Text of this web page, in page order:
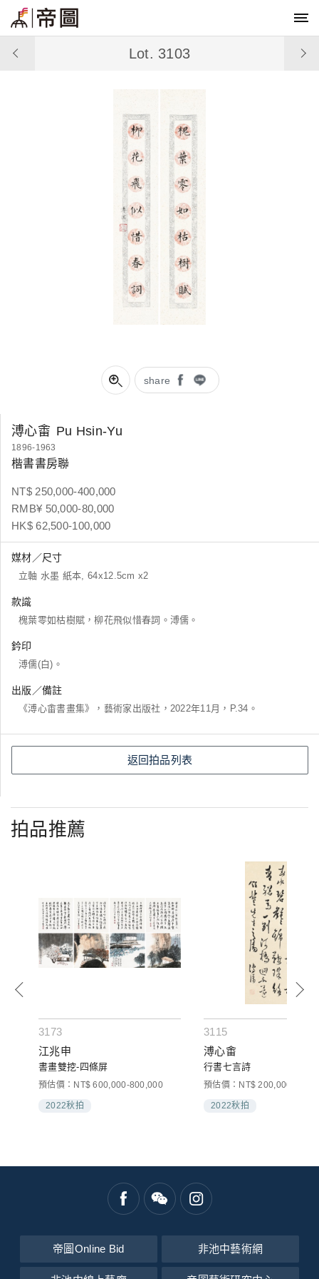
share
Lot. 3103
溥心畬 Pu Hsin-Yu
1896-1963
楷書書房聯
NT$ 250,000-400,000
RMB¥ 50,000-80,000
HK$ 62,500-100,000
媒材／尺寸
立軸 水墨 紙本, 64x12.5cm x2
款識
槐葉零如枯樹賦，柳花飛似惜春詞。溥儒。
鈐印
溥儒(白)。
出版／備註
《溥心畬書畫集》，藝術家出版社，2022年11月，P.34。
返回拍品列表
拍品推薦
3173
江兆申
書畫雙挖-四條屏
預估價：NT$ 600,000-800,000
2022秋拍
3115
溥心畬
行書七言詩
預估價：NT$ 200,000-
2022秋拍
帝圖Online Bid 非池中藝術網